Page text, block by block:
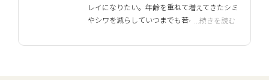
...続きを読む
レイになりたい。年齢を重ねて増えてきたシミ
やシワを減らしていつまでも若々しくいた
しくなることを専門にした医療です。誰もが持